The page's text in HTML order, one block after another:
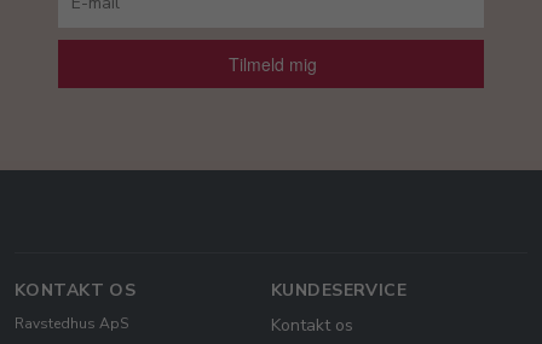
Tilmeld mig
KONTAKT OS
Ravstedhus ApS
KUNDESERVICE
Kontakt os